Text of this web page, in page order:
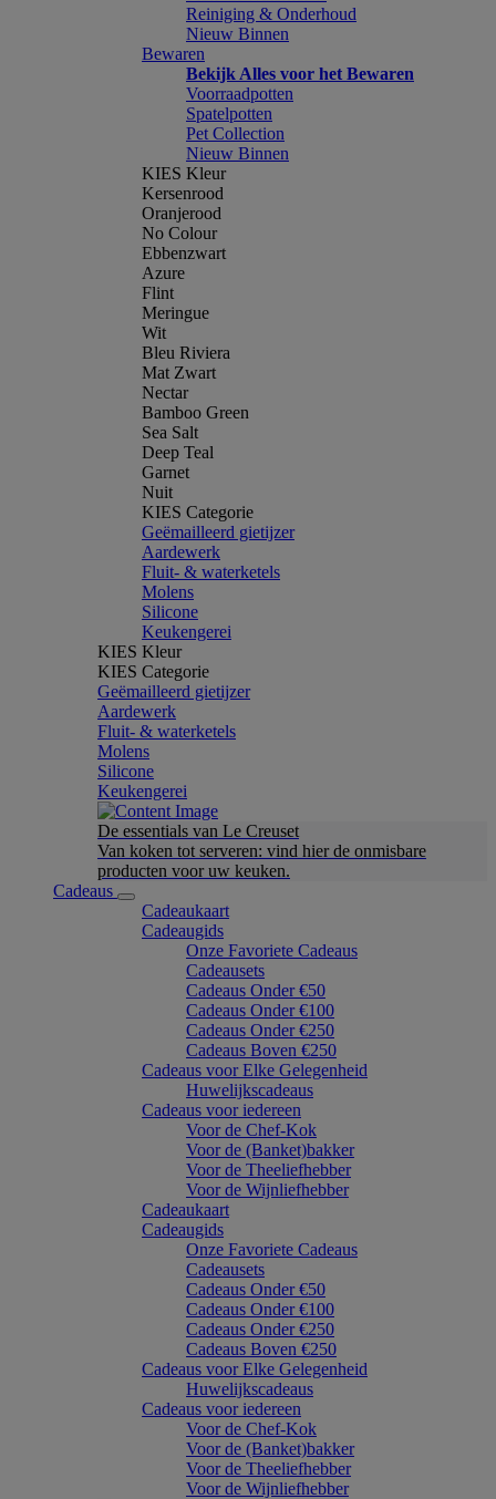
Reiniging & Onderhoud
Nieuw Binnen
Bewaren
Bekijk Alles voor het Bewaren
Voorraadpotten
Spatelpotten
Pet Collection
Nieuw Binnen
KIES Kleur
Kersenrood
Oranjerood
No Colour
Ebbenzwart
Azure
Flint
Meringue
Wit
Bleu Riviera
Mat Zwart
Nectar
Bamboo Green
Sea Salt
Deep Teal
Garnet
Nuit
KIES Categorie
Geëmailleerd gietijzer
Aardewerk
Fluit- & waterketels
Molens
Silicone
Keukengerei
KIES Kleur
KIES Categorie
Geëmailleerd gietijzer
Aardewerk
Fluit- & waterketels
Molens
Silicone
Keukengerei
De essentials van Le Creuset
Van koken tot serveren: vind hier de onmisbare
producten voor uw keuken.
Cadeaus
Cadeaukaart
Cadeaugids
Onze Favoriete Cadeaus
Cadeausets
Cadeaus Onder €50
Cadeaus Onder €100
Cadeaus Onder €250
Cadeaus Boven €250
Cadeaus voor Elke Gelegenheid
Huwelijkscadeaus
Cadeaus voor iedereen
Voor de Chef-Kok
Voor de (Banket)bakker
Voor de Theeliefhebber
Voor de Wijnliefhebber
Cadeaukaart
Cadeaugids
Onze Favoriete Cadeaus
Cadeausets
Cadeaus Onder €50
Cadeaus Onder €100
Cadeaus Onder €250
Cadeaus Boven €250
Cadeaus voor Elke Gelegenheid
Huwelijkscadeaus
Cadeaus voor iedereen
Voor de Chef-Kok
Voor de (Banket)bakker
Voor de Theeliefhebber
Voor de Wijnliefhebber